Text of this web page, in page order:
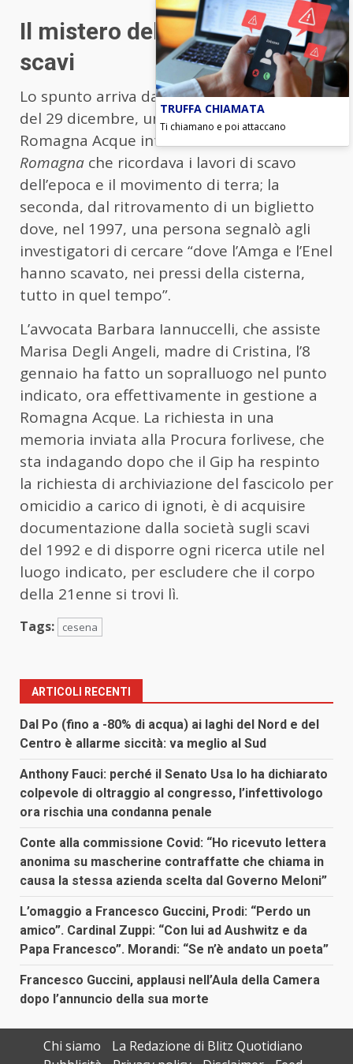
Il mistero della lettera e degli
scavi
Lo spunto arriva dadue segnalazioni: una
del 29 dicembre, un ex dipendente di
Romagna Acque intervistato dal
Romagna che ricordava i lavori di scavo
dell’epoca e il movimento di terra; la
seconda, dal ritrovamento di un biglietto
dove, nel 1997, una persona segnalò agli
investigatori di cercare “dove l’Amga e l’Enel
hanno scavato, nei pressi della cisterna,
tutto in quel tempo”.
L’avvocata Barbara Iannuccelli, che assiste
Marisa Degli Angeli, madre di Cristina, l’8
gennaio ha fatto un sopralluogo nel punto
indicato, ora effettivamente in gestione a
Romagna Acque. La richiesta in una
memoria inviata alla Procura forlivese, che
sta indagando dopo che il Gip ha respinto
la richiesta di archiviazione del fascicolo per
omicidio a carico di ignoti, è di acquisire
documentazione dalla società sugli scavi
del 1992 e di disporre ogni ricerca utile nel
luogo indicato, per escludere che il corpo
della 21enne si trovi lì.
Tags: cesena
ARTICOLI RECENTI
Dal Po (fino a -80% di acqua) ai laghi del Nord e del
Centro è allarme siccità: va meglio al Sud
Anthony Fauci: perché il Senato Usa lo ha dichiarato
colpevole di oltraggio al congresso, l’infettivologo
ora rischia una condanna penale
Conte alla commissione Covid: “Ho ricevuto lettera
anonima su mascherine contraffatte che chiama in
causa la stessa azienda scelta dal Governo Meloni”
L’omaggio a Francesco Guccini, Prodi: “Perdo un
amico”. Cardinal Zuppi: “Con lui ad Aushwitz e da
Papa Francesco”. Morandi: “Se n’è andato un poeta”
Francesco Guccini, applausi nell’Aula della Camera
dopo l’annuncio della sua morte
Chi siamo
La Redazione di Blitz Quotidiano
TRUFFA CHIAMATA
Ti chiamano e poi attaccano